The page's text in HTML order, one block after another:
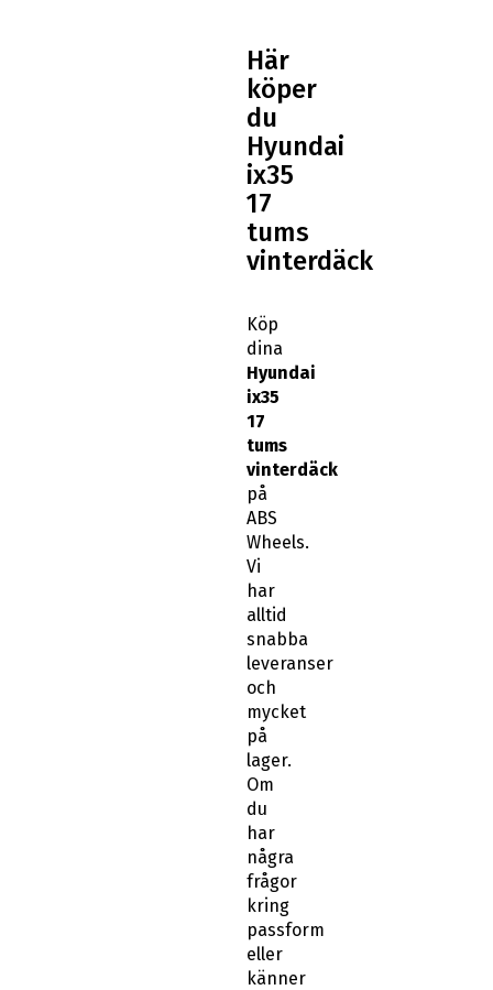
Här
köper
du
Hyundai
ix35
17
tums
vinterdäck
Köp
dina
Hyundai
ix35
17
tums
vinterdäck
på
ABS
Wheels.
Vi
har
alltid
snabba
leveranser
och
mycket
på
lager.
Om
du
har
några
frågor
kring
passform
eller
känner